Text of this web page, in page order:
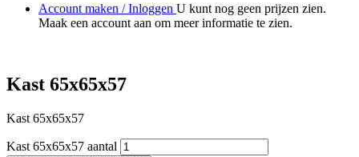
Account maken / Inloggen U kunt nog geen prijzen zien.
Maak een account aan om meer informatie te zien.
Kast 65x65x57
Kast 65x65x57
Kast 65x65x57 aantal